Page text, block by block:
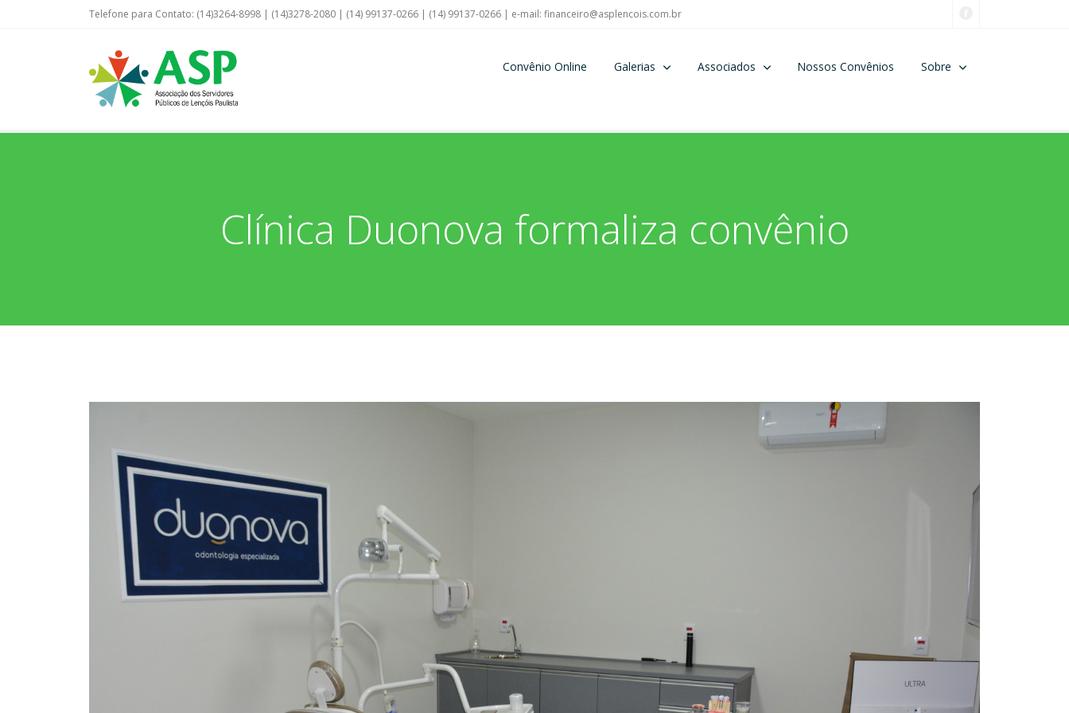
Telefone para Contato: (14)3264-8998 | (14)3278-2080 | (14) 99137-0266 | (14) 99137-0266 | e-mail: financeiro@asplencois.com.br
Convênio Online Galerias Associados Nossos Convênios Sobre
Clínica Duonova formaliza convênio